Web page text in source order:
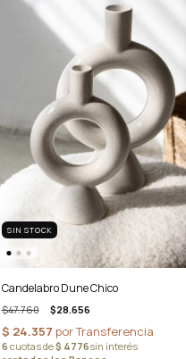
SIN STOCK
Candelabro Dune Chico
$47.760 $28.656